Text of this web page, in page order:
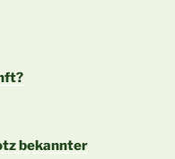
bekannter